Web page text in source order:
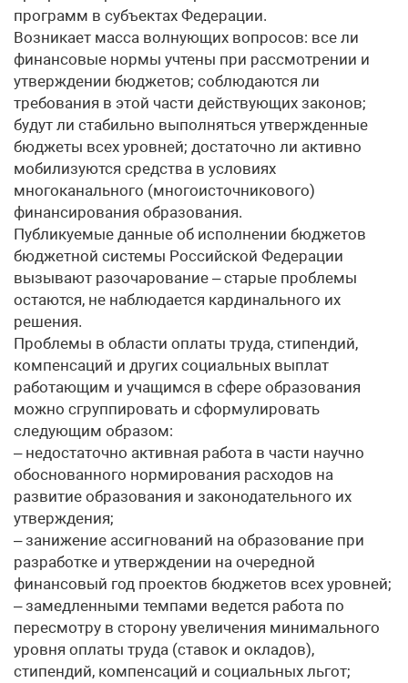
программ в субъектах Федерации.
Возникает масса волнующих вопросов: все ли
финансовые нормы учтены при рассмотрении и
утверждении бюджетов; соблюдаются ли
требования в этой части действующих законов;
будут ли стабильно выполняться утвержденные
бюджеты всех уровней; достаточно ли активно
мобилизуются средства в условиях
многоканального (многоисточникового)
финансирования образования.
Публикуемые данные об исполнении бюджетов
бюджетной системы Российской Федерации
вызывают разочарование – старые проблемы
остаются, не наблюдается кардинального их
решения.
Проблемы в области оплаты труда, стипендий,
компенсаций и других социальных выплат
работающим и учащимся в сфере образования
можно сгруппировать и сформулировать
следующим образом:
– недостаточно активная работа в части научно
обоснованного нормирования расходов на
развитие образования и законодательного их
утверждения;
– занижение ассигнований на образование при
разработке и утверждении на очередной
финансовый год проектов бюджетов всех уровней;
– замедленными темпами ведется работа по
пересмотру в сторону увеличения минимального
уровня оплаты труда (ставок и окладов),
стипендий, компенсаций и социальных льгот;